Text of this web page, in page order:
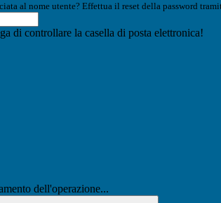
al nome utente? Effettua il reset della password
di controllare la casella di posta elettronica!
dell'operazione...